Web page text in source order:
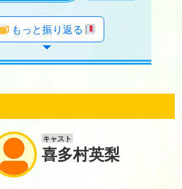
年のツイート
年のツイート
年のツイート
年のツイート
年のツイート
年のツイート
年のツイート
年のツイート
年のツイート
年のツイート
年のツイート
年のツイート
年のツイート
年のツイート
年のツイート
年のツイート
年のツイート
もっと振り返る
キャスト
喜多村英梨